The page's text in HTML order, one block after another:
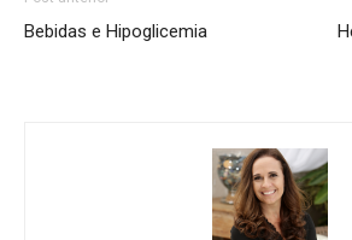
Bebidas e Hipoglicemia